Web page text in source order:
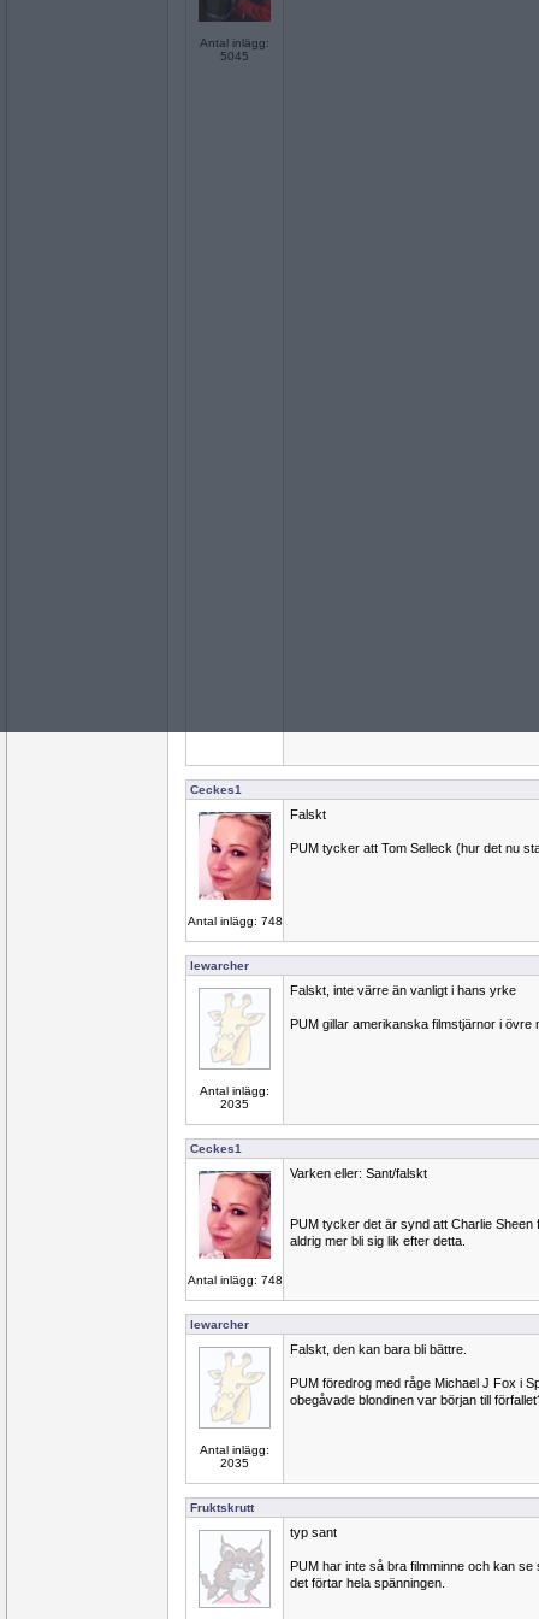
Antal inlägg:
5045
Ceckes1
Antal inlägg: 748
Falskt
PUM tycker att Tom Selleck (hur det nu
lewarcher
Antal inlägg:
2035
Falskt, inte värre än vanligt i hans yrke
PUM gillar amerikanska filmstjärnor i övre
Ceckes1
Antal inlägg: 748
Varken eller: Sant/falskt
PUM tycker det är synd att Charlie
aldrig mer bli sig lik efter detta.
lewarcher
Antal inlägg:
2035
Falskt, den kan bara bli bättre.
PUM föredrog med råge Michael J Fox i
obegåvade blondinen var början till
Fruktskrutt
typ sant
PUM har inte så bra filmminne och kan se
det förtar hela spänningen.